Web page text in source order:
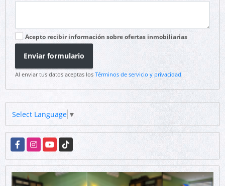
Acepto recibir información sobre ofertas inmobiliarias
Enviar formulario
Al enviar tus datos aceptas los Términos de servicio y privacidad
Select Language ▼
FacebookInstagramYouTubeTikTok